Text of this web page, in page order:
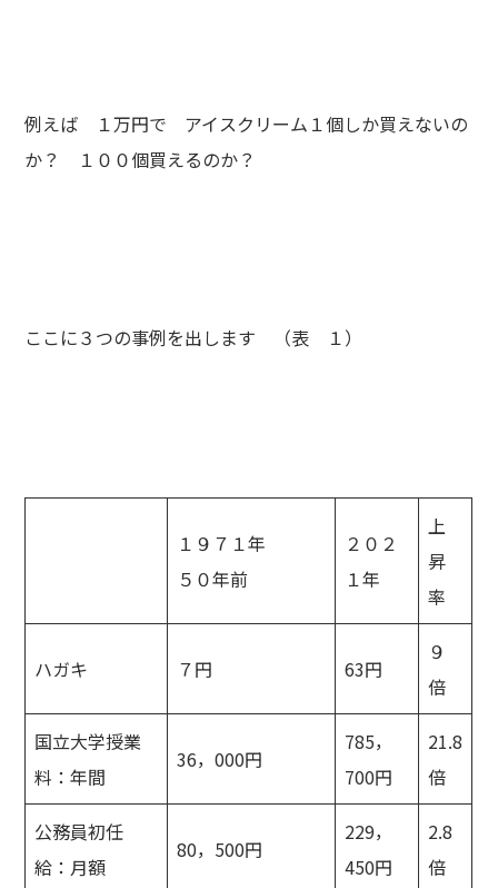
例えば １万円で アイスクリーム１個しか買えないの
か？ １００個買えるのか？
ここに３つの事例を出します （表 １）
１９７１年
５０年前
２０２
１年
上
昇
率
ハガキ ７円 63円
９
倍
国立大学授業
料：年間
36，000円
785，
700円
21.8
倍
公務員初任
給：月額
80，500円
229，
450円
2.8
倍